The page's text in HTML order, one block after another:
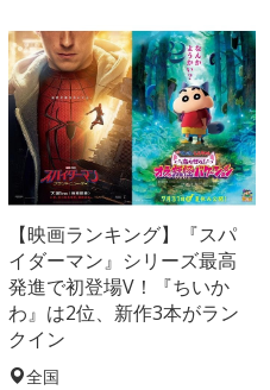
【映画ランキング】『スパ
イダーマン』シリーズ最高
発進で初登場V！『ちいか
わ』は2位、新作3本がラン
クイン
全国